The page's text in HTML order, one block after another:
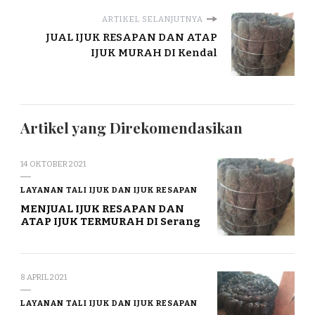
ARTIKEL SELANJUTNYA
JUAL IJUK RESAPAN DAN ATAP
IJUK MURAH DI Kendal
Artikel yang Direkomendasikan
14 OKTOBER 2021
LAYANAN TALI IJUK DAN IJUK RESAPAN
MENJUAL IJUK RESAPAN DAN
ATAP IJUK TERMURAH DI Serang
8 APRIL 2021
LAYANAN TALI IJUK DAN IJUK RESAPAN